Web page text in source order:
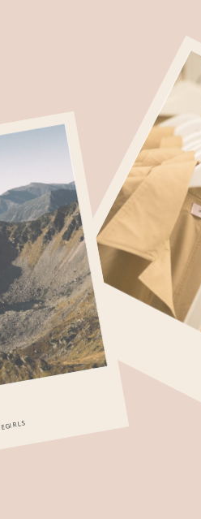
бренде